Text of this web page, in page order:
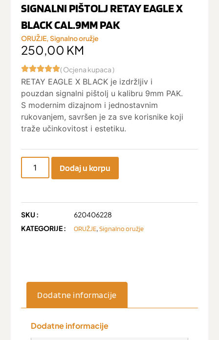
SIGNALNI PIŠTOLJ RETAY EAGLE X
BLACK CAL.9MM PAK
ORUŽJE,Signalno oružje
250,00 KM
( Ocjena kupaca )
RETAY EAGLE X BLACK je izdržljiv i
pouzdan signalni pištolj u kalibru 9mm PAK.
S modernim dizajnom i jednostavnim
rukovanjem, savršen je za sve korisnike koji
traže učinkovitost i estetiku.
Dodaj u korpu
SKU :
620406228
KATEGORIJE :
ORUŽJE,Signalno oružje
Dodatne informacije
Dodatne informacije